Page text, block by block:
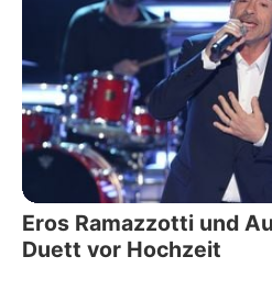
Eros Ramazzotti und
Duett vor Hochzeit